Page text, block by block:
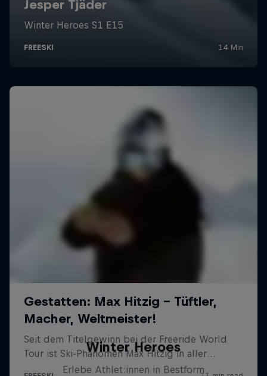
Winter Heroes
Erlebe Athlet:innen in Bestform